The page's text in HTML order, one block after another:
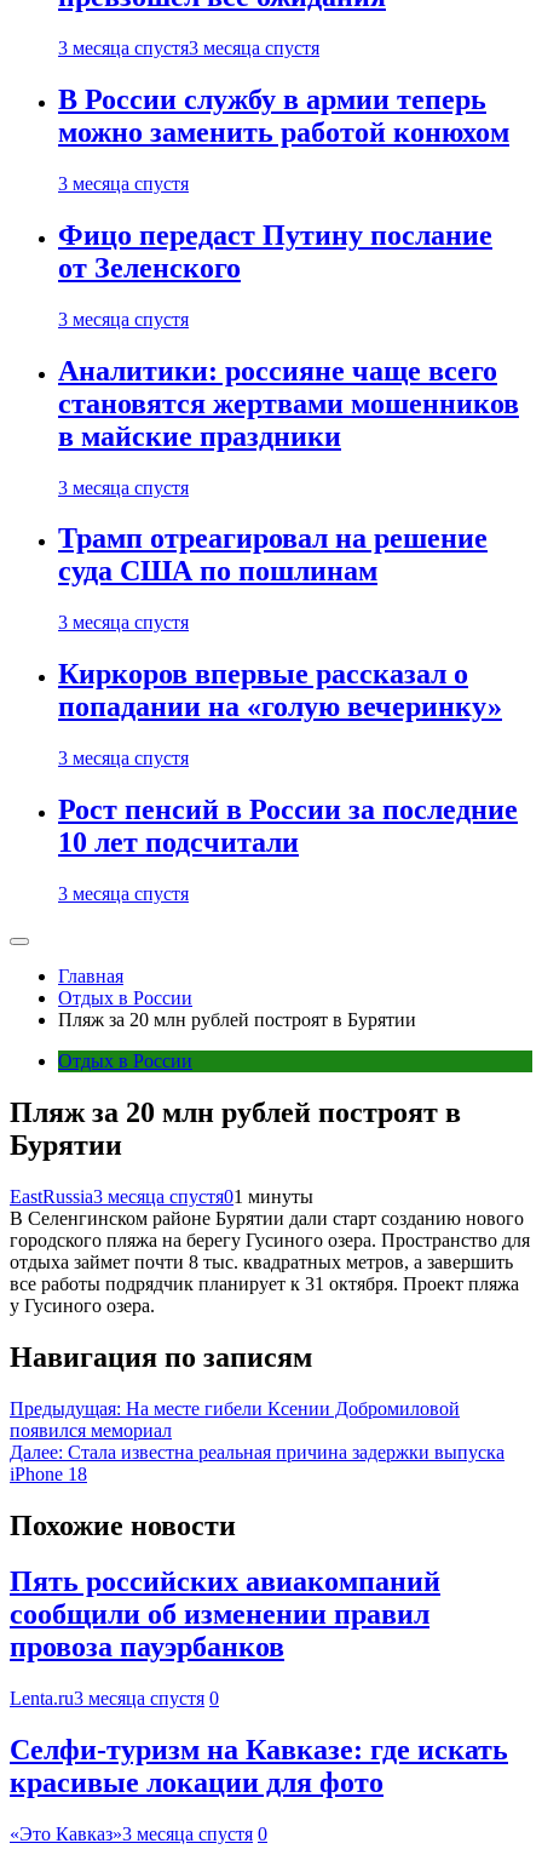
3 месяца спустя3 месяца спустя
В России службу в армии теперь
можно заменить работой конюхом
3 месяца спустя
Фицо передаст Путину послание
от Зеленского
3 месяца спустя
Аналитики: россияне чаще всего
становятся жертвами мошенников
в майские праздники
3 месяца спустя
Трамп отреагировал на решение
суда США по пошлинам
3 месяца спустя
Киркоров впервые рассказал о
попадании на «голую вечеринку»
3 месяца спустя
Рост пенсий в России за последние
10 лет подсчитали
3 месяца спустя
Главная
Отдых в России
Пляж за 20 млн рублей построят в Бурятии
Отдых в России
Пляж за 20 млн рублей построят в
Бурятии
EastRussia3 месяца спустя01 минуты
В Селенгинском районе Бурятии дали старт созданию нового
городского пляжа на берегу Гусиного озера. Пространство для
отдыха займет почти 8 тыс. квадратных метров, а завершить
все работы подрядчик планирует к 31 октября. Проект пляжа
у Гусиного озера.
Навигация по записям
Предыдущая: На месте гибели Ксении Добромиловой
появился мемориал
Далее: Стала известна реальная причина задержки выпуска
iPhone 18
Похожие новости
Пять российских авиакомпаний
сообщили об изменении правил
провоза пауэрбанков
Lenta.ru3 месяца спустя 0
Селфи-туризм на Кавказе: где искать
красивые локации для фото
«Это Кавказ»3 месяца спустя 0